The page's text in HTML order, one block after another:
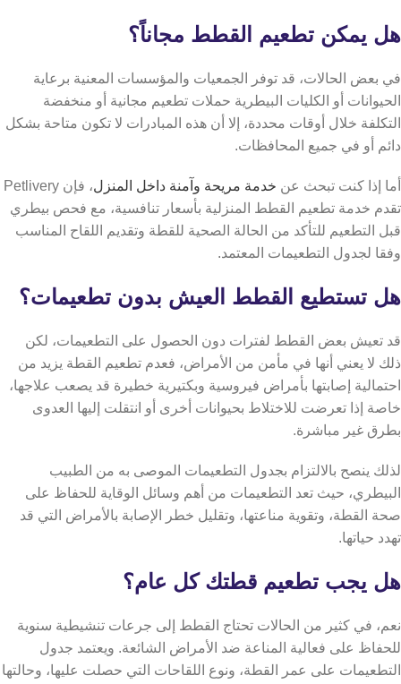
هل يمكن تطعيم القطط مجاناً؟
في بعض الحالات، قد توفر الجمعيات والمؤسسات المعنية برعاية
الحيوانات أو الكليات البيطرية حملات تطعيم مجانية أو منخفضة
التكلفة خلال أوقات محددة، إلا أن هذه المبادرات لا تكون متاحة بشكل
دائم أو في جميع المحافظات.
أما إذا كنت تبحث عن خدمة مريحة وآمنة داخل المنزل
، فإن Petlivery
تقدم خدمة تطعيم القطط المنزلية بأسعار تنافسية، مع فحص بيطري
قبل التطعيم للتأكد من الحالة الصحية للقطة وتقديم اللقاح المناسب
وفقا لجدول التطعيمات المعتمد.
هل تستطيع القطط العيش بدون تطعيمات؟
قد تعيش بعض القطط لفترات دون الحصول على التطعيمات، لكن
ذلك لا يعني أنها في مأمن من الأمراض، فعدم تطعيم القطة يزيد من
احتمالية إصابتها بأمراض فيروسية وبكتيرية خطيرة قد يصعب علاجها،
خاصة إذا تعرضت للاختلاط بحيوانات أخرى أو انتقلت إليها العدوى
بطرق غير مباشرة.
لذلك ينصح بالالتزام بجدول التطعيمات الموصى به من الطبيب
البيطري، حيث تعد التطعيمات من أهم وسائل الوقاية للحفاظ على
صحة القطة، وتقوية مناعتها، وتقليل خطر الإصابة بالأمراض التي قد
تهدد حياتها.
هل يجب تطعيم قطتك كل عام؟
نعم، في كثير من الحالات تحتاج القطط إلى جرعات تنشيطية سنوية
للحفاظ على فعالية المناعة ضد الأمراض الشائعة. ويعتمد جدول
التطعيمات على عمر القطة، ونوع اللقاحات التي حصلت عليها، وحالتها